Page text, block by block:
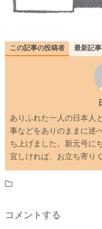
この記事の投稿者 最新記事
ありふれた一人の日本人
事などをありのままに述
ち上げました。新元号に
宜しければ、お立ち寄り
コメントする